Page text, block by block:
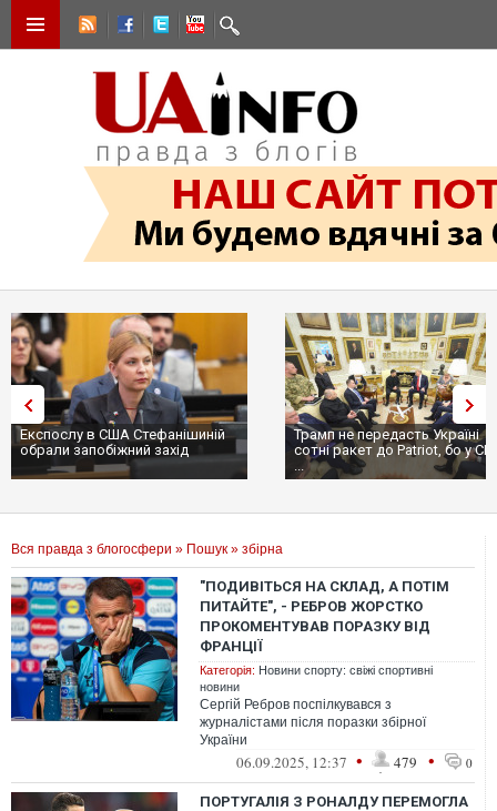
Експослу в США Стефанішиній
обрали запобіжний захід
Трамп не передасть Україні
сотні ракет до Patriot, бо у
...
Вся правда з блогосфери » Пошук » збірна
"ПОДИВІТЬСЯ НА СКЛАД, А ПОТІМ
ПИТАЙТЕ", - РЕБРОВ ЖОРСТКО
ПРОКОМЕНТУВАВ ПОРАЗКУ ВІД
ФРАНЦІЇ
Категорія: Новини спорту: свіжі спортивні
новини
Сергій Ребров поспілкувався з
журналістами після поразки збірної
України
06.09.2025, 12:37 • 479 • 0
ПОРТУГАЛІЯ З РОНАЛДУ ПЕРЕМОГЛА